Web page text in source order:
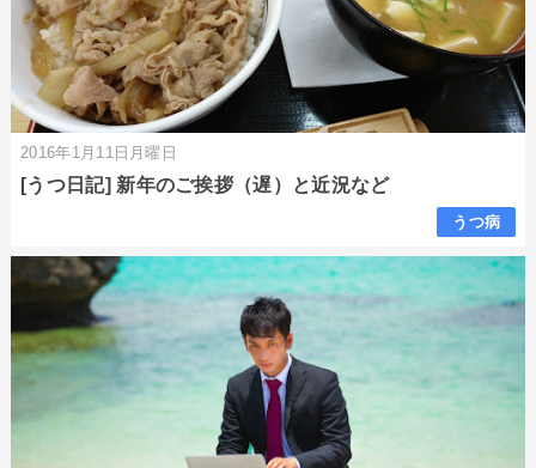
2016年1月11日月曜日
[うつ日記] 新年のご挨拶（遅）と近況など
うつ病